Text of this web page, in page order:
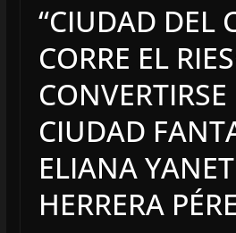
“CIUDAD DEL
CORRE EL
CIUDAD
ELIANA YANET
HERRERA